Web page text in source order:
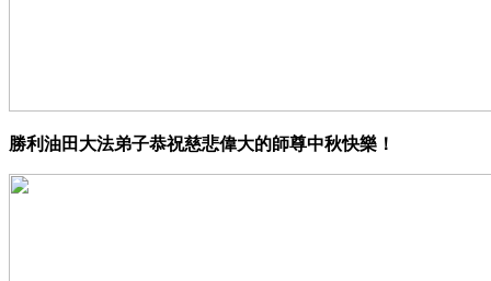
勝利油田大法弟子恭祝慈悲偉大的師尊中秋快樂！